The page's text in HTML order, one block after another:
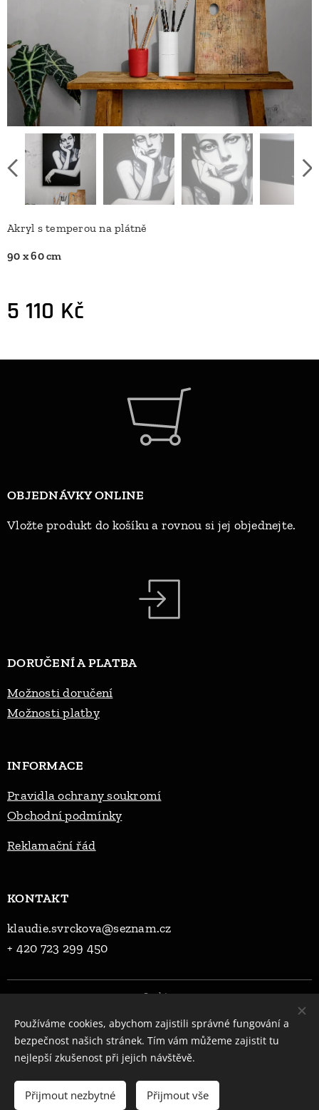
Akryl s temperou na plátně
90 x 60 cm
5 110 Kč
Do košíku
OBJEDNÁVKY ONLINE
Vložte produkt do košíku a rovnou si jej objednejte.
DORUČENÍ A PLATBA
Možnosti doručení
Možnosti platby
INFORMACE
Pravidla ochrany soukromí
Obchodní podmínky
Reklamační řád
KONTAKT
klaudie.svrckova@seznam.cz
+ 420 723 299 450
Cookies
Jazyky
Čeština
English
Používáme cookies, abychom zajistili správné fungování a
bezpečnost našich stránek. Tím vám můžeme zajistit tu
nejlepší zkušenost při jejich návštěvě.
Přijmout nezbytné Přijmout vše